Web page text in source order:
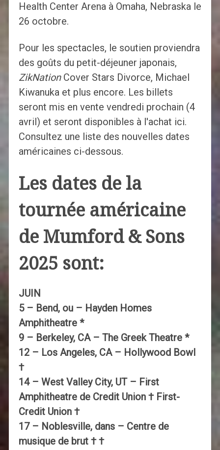
Health Center Arena à Omaha, Nebraska le
26 octobre.
Pour les spectacles, le soutien proviendra
des goûts du petit-déjeuner japonais,
ZikNationCover Stars Divorce, Michael
Kiwanuka et plus encore. Les billets
seront mis en vente vendredi prochain (4
avril) et seront disponibles à l'achat ici.
Consultez une liste des nouvelles dates
américaines ci-dessous.
Les dates de la
tournée américaine
de Mumford & Sons
2025 sont:
JUIN
5 – Bend, ou – Hayden Homes
Amphitheatre *
9 – Berkeley, CA – The Greek Theatre *
12 – Los Angeles, CA – Hollywood Bowl
†
14 – West Valley City, UT – First
Amphitheatre de Credit Union † First-
Credit Union †
17 – Noblesville, dans – Centre de
musique de brut † †